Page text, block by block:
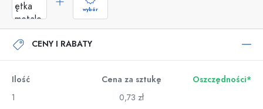
wybór
CENY I RABATY
Ilość Cena za sztukę
Oszczędności*
1
0,73 zł